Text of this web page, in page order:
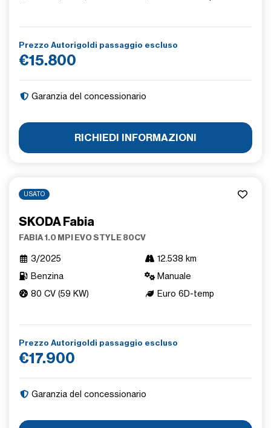
Prezzo Autorigoldi passaggio escluso
€15.800
Garanzia del concessionario
RICHIEDI INFORMAZIONI
USATO
SKODA Fabia
FABIA 1.0 MPI EVO STYLE 80CV
3/2025
12.538 km
Benzina
Manuale
80 CV (59 KW)
Euro 6D-temp
Prezzo Autorigoldi passaggio escluso
€17.900
Garanzia del concessionario